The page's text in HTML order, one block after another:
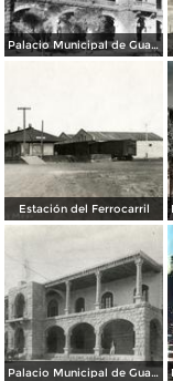
Palacio Municipal de Guaymas
Estación del Ferrocarril
Palacio Municipal de Guaymas